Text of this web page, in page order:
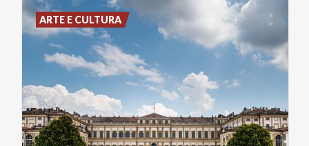
ARTE E CULTURA